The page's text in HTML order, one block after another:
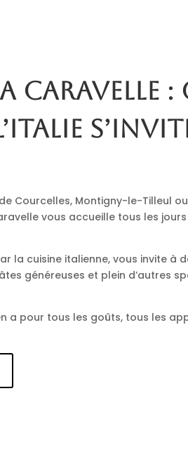
Caravelle :
Courcelles, Montigny-le-Tilleul
vous accueille tous les
la cuisine italienne, vous invite à
généreuses et plein d’autres
a pour tous les goûts, tous les